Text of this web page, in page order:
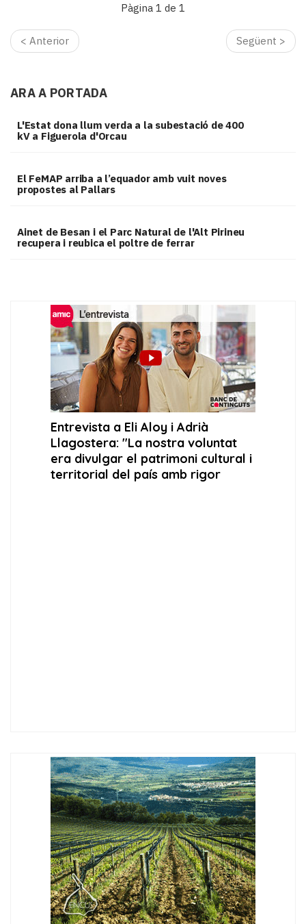
Pàgina 1 de 1
< Anterior Següent >
ARA A PORTADA
L'Estat dona llum verda a la subestació de 400
kV a Figuerola d'Orcau
El FeMAP arriba a l’equador amb vuit noves
propostes al Pallars
Ainet de Besan i el Parc Natural de l'Alt Pirineu
recupera i reubica el poltre de ferrar